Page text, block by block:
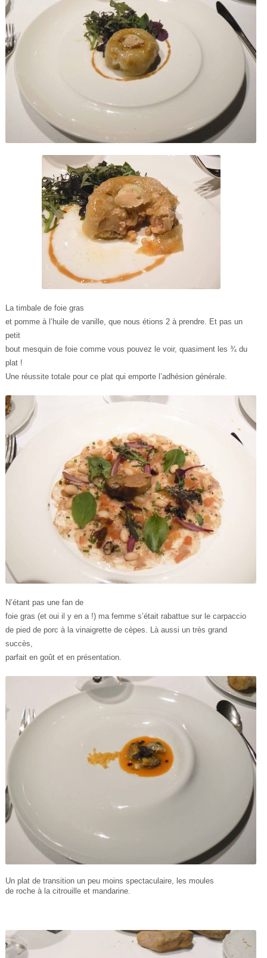
La timbale de foie gras
et pomme à l’huile de vanille, que nous étions 2 à prendre. Et pas un
petit
bout mesquin de foie comme vous pouvez le voir, quasiment les ¾ du
plat !
Une réussite totale pour ce plat qui emporte l’adhésion générale.
N’étant pas une fan de
foie gras (et oui il y en a !) ma femme s’était rabattue sur le carpaccio
de pied de porc à la vinaigrette de cèpes. Là aussi un très grand
succès,
parfait en goût et en présentation.
Un plat de transition un peu moins spectaculaire, les moules
de roche à la citrouille et mandarine.